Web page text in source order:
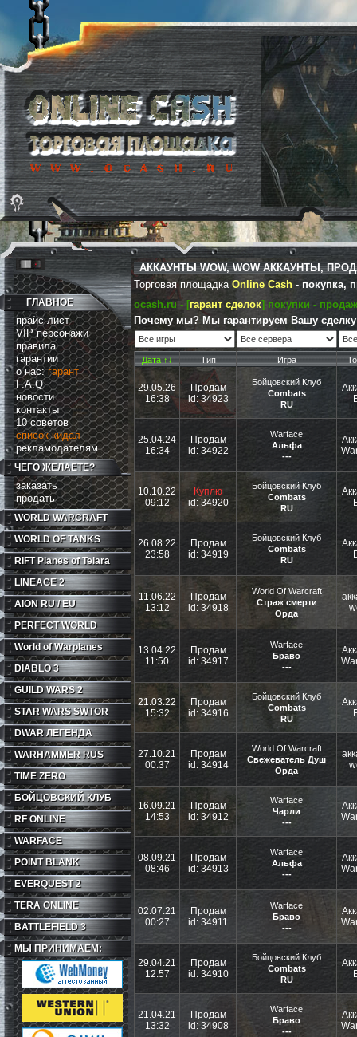
ГЛАВНОЕ
прайс-лист
VIP персонажи
правила
гарантии
о нас:гарант
F.A.Q
новости
контакты
10 советов
список кидал
рекламодателям
ЧЕГО ЖЕЛАЕТЕ?
заказать
продать
WORLD WARCRAFT
WORLD OF TANKS
RIFT Planes of Telara
LINEAGE 2
AION RU / EU
PERFECT WORLD
World of Warplanes
DIABLO 3
GUILD WARS 2
STAR WARS SWTOR
DWAR ЛЕГЕНДА
WARHAMMER RUS
TIME ZERO
БОЙЦОВСКИЙ КЛУБ
RF ONLINE
WARFACE
POINT BLANK
EVERQUEST 2
TERA ONLINE
BATTLEFIELD 3
МЫ ПРИНИМАЕМ:
АККАУНТЫ WOW, WOW АККАУНТЫ,
Торговая площадкаOnline Cash - покупка,
ocash.ru - [гарант сделок] покупки -
Почему мы? Мы гарантируем Вашу сделку
Дата ↑↓ Тип Игра
29.05.26
16:38
Продам
id: 34923
Бойцовский Клуб
Combats
RU
25.04.24
16:34
Продам
id: 34922
Warface
Альфа
---
10.10.22
09:12
Куплю
id: 34920
Бойцовский Клуб
Combats
RU
26.08.22
23:58
Продам
id: 34919
Бойцовский Клуб
Combats
RU
11.06.22
13:12
Продам
id: 34918
World Of Warcraft
Страж смерти
Орда
13.04.22
11:50
Продам
id: 34917
Warface
Браво
---
21.03.22
15:32
Продам
id: 34916
Бойцовский Клуб
Combats
RU
27.10.21
00:37
Продам
id: 34914
World Of Warcraft
Свежеватель Душ
Орда
16.09.21
14:53
Продам
id: 34912
Warface
Чарли
---
08.09.21
08:46
Продам
id: 34913
Warface
Альфа
---
02.07.21
00:27
Продам
id: 34911
Warface
Браво
---
29.04.21
12:57
Продам
id: 34910
Бойцовский Клуб
Combats
RU
21.04.21
13:32
Продам
id: 34908
Warface
Браво
---